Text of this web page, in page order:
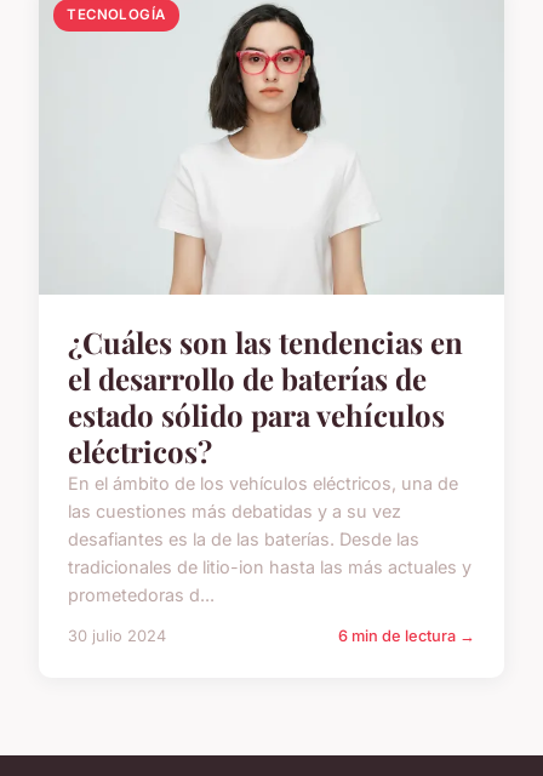
TECNOLOGÍA
¿Cuáles son las tendencias en
el desarrollo de baterías de
estado sólido para vehículos
eléctricos?
En el ámbito de los vehículos eléctricos, una de
las cuestiones más debatidas y a su vez
desafiantes es la de las baterías. Desde las
tradicionales de litio-ion hasta las más actuales y
prometedoras d...
30 julio 2024 6 min de lectura →